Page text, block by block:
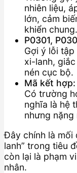
nhiên liệu,
lớn, cảm
khiển chung.
P0301,
Gợi ý lỗi
xi-lanh,
nén cục bộ.
Mã kết hợp:
Có trường
nghĩa là hệ
nhưng
Đây chính là mối
lanh” trong tiêu
còn lại là phạm
nhân.